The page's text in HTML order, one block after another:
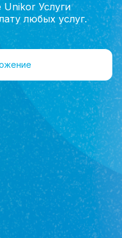
ипотеку?
в 2023 году?
чтобы
Услуги
любых услуг.